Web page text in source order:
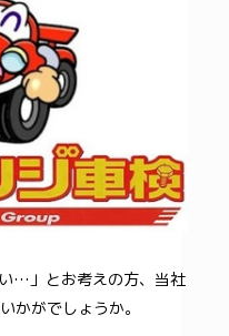
…」とお考えの方、当社
かがでしょうか。